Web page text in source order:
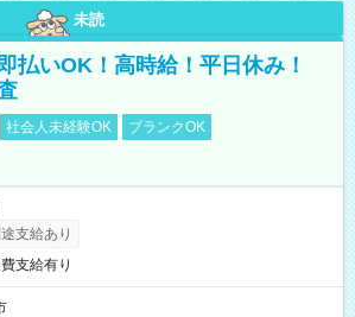
未読
払いOK！高時給！平日休み！
社会人未経験OK
ブランクOK
支給あり
支給有り